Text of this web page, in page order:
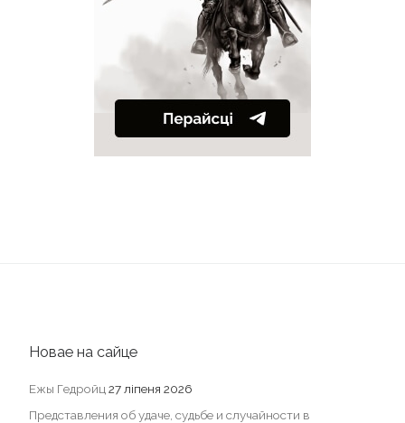
Новае на сайце
Ежы Гедройц27 ліпеня 2026
Представления об удаче, судьбе и случайности в